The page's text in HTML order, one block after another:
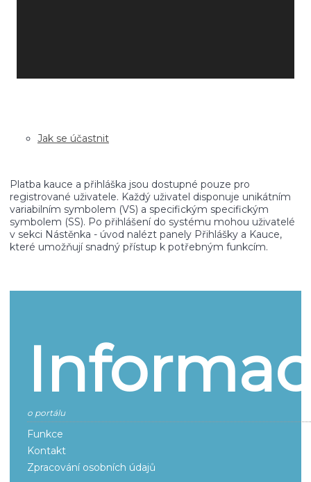
Jak se účastnit
Platba kauce a přihláška jsou dostupné pouze pro
registrované uživatele. Každý uživatel disponuje unikátním
variabilním symbolem (VS) a specifickým specifickým
symbolem (SS). Po přihlášení do systému mohou uživatelé
v sekci Nástěnka - úvod nalézt panely Přihlášky a Kauce,
které umožňují snadný přístup k potřebným funkcím.
o portálu
Funkce
Kontakt
Zpracování osobních údajů